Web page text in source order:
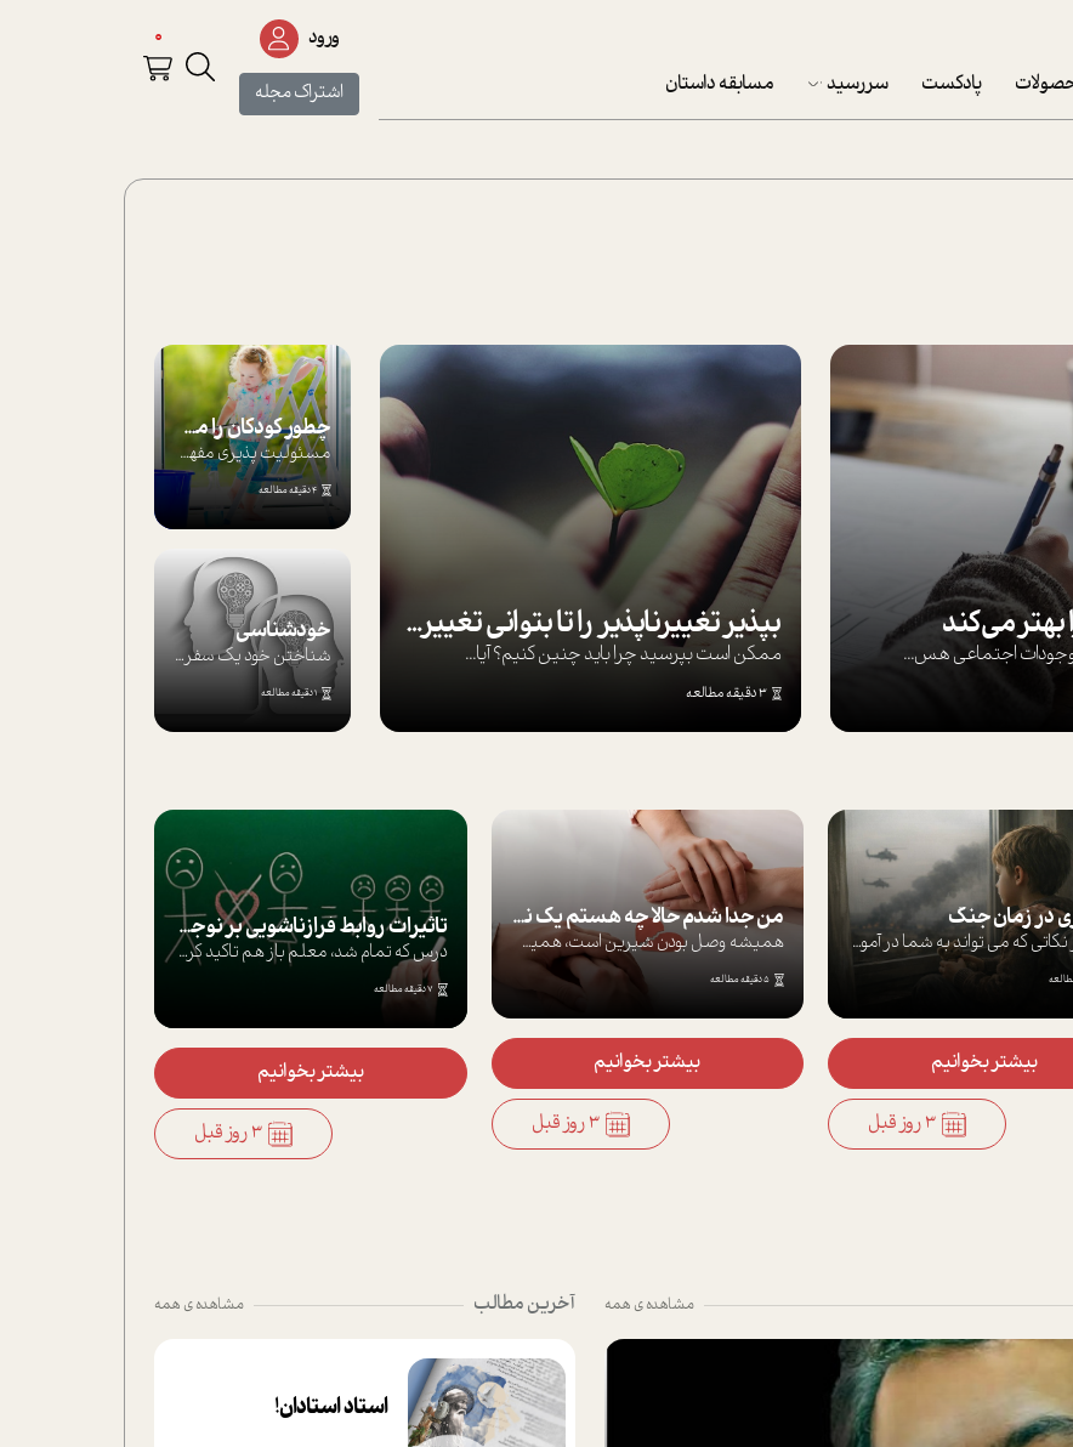
پادکست سررسید
تقویم دیواری
مسابقه داستان
ورود
اشتراک مجله
0
بهتر می‌کند
موجودات اجتماعی هس...
بپذير تغييرناپذير را تا بتواني تغييرش دهي!‏
ممکن است بپرسيد چرا بايد چنين کنيم؟ آيا...
3 دقیقه مطالعه
چطور کودکان را مسئولیت‌پذیر بار بیاورید؟
مسئولیت پذیری مفهومی ا ست که هر چه کودکت...
4 دقیقه مطالعه
خودشناسی
شناختن خود یک سفر است؛ سفری که از مسیره...
1 دقیقه مطالعه
جنگ
برخی از نکاتی که می تواند به شما در آموز...
من جدا شدم حالا چه هستم یک نیمه یا هویتی پنهان؟
همیشه وصل بودن شیرین است، همیشه دیدن ماش...
بیشتر بخوانیم
تاثيرات روابط فرا‌زناشويي بر نوجوانان
درس كه تمام شد، معلم باز هم تاکید کرد که...
بیشتر بخوانیم
موفق‌ها چگونه‌اند؟
یک در هزار!آدم ها وقتی توجه
6 دقیقه مطالعه
مشاهده ی همه آخرین مطالب مشاهده ی همه
استاد استادان!